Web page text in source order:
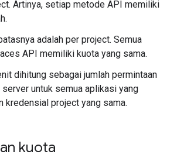
Artinya, setiap metode API memiliki
adalah per project. Semua
API memiliki kuota yang sama.
dihitung sebagai jumlah permintaan
untuk semua aplikasi yang
kredensial project yang sama.
kuota